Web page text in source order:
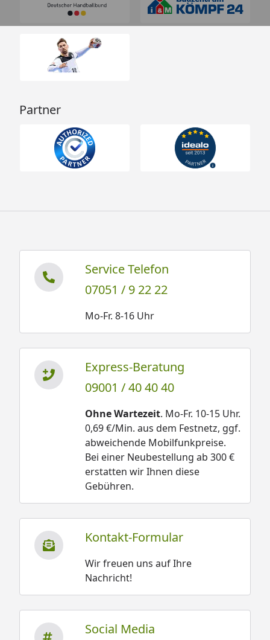
Partner
Service Telefon
07051 / 9 22 22
Mo-Fr. 8-16 Uhr
Express-Beratung
09001 / 40 40 40
Ohne Wartezeit. Mo-Fr. 10-15 Uhr.
0,69 €/Min. aus dem Festnetz, ggf.
abweichende Mobilfunkpreise.
Bei einer Neubestellung ab 300 €
erstatten wir Ihnen diese
Gebühren.
Kontakt-Formular
Wir freuen uns auf Ihre
Nachricht!
Social Media